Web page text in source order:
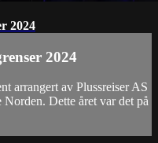
2024
2024
arrangert av Plussreiser AS
Norden. Dette året var det på